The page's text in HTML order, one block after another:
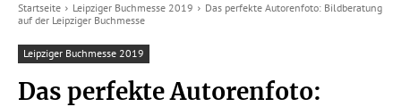
Startseite Leipziger Buchmesse 2019
Das perfekte Autorenfoto: Bildberatung
auf der Leipziger Buchmesse
Leipziger Buchmesse 2019
Das perfekte Autorenfoto: